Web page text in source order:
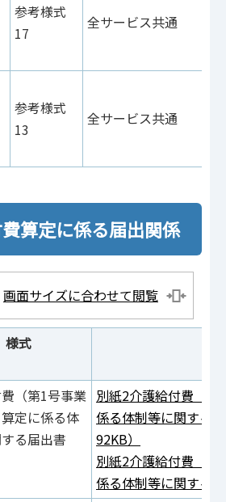
参考様式
17
全サービス共通
参考様式
13
全サービス共通
算定に係る届出関係
画面サイズに合わせて閲覧
様式
（第1号事業
定に係る体
る届出書
別紙2介護給付費（
係る体制等に関する
92KB）
別紙2介護給付費（
係る体制等に関する